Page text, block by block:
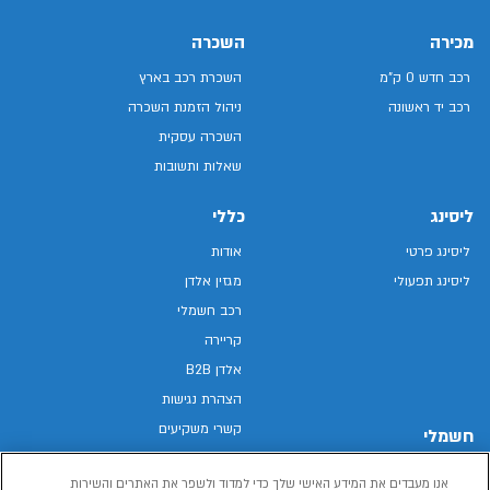
מכירה
רכב חדש 0 ק"מ
רכב יד ראשונה
השכרה
השכרת רכב בארץ
ניהול הזמנת השכרה
השכרה עסקית
שאלות ותשובות
ליסינג
ליסינג פרטי
ליסינג תפעולי
חשמלי
כללי
אודות
מגזין אלדן
רכב חשמלי
קריירה
אלדן B2B
הצהרת נגישות
קשרי משקיעים
מפת האתר
אנו מעבדים את המידע האישי שלך כדי למדוד ולשפר את האתרים והשירות